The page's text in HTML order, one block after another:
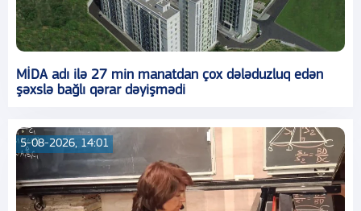
MİDA adı ilə 27 min manatdan çox dələduzluq edən
şəxslə bağlı qərar dəyişmədi
5-08-2026, 14:01